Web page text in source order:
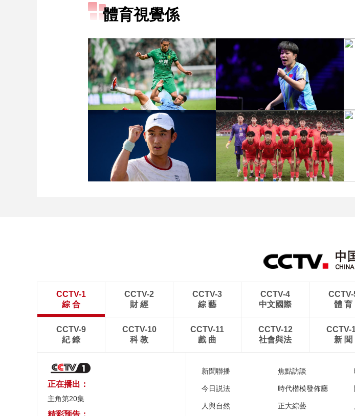
體育視覺係
[图]张玉宁传射达万双响
北京国安4-0深圳新鹏城
[图]王艺迪3-1胜郑怡静 晋
级WTT横滨冠军赛女单8
强
CCTV-1
綜 合
CCTV-2
財 經
CCTV-3
綜 藝
CCTV-4
中文國際
CCTV-
體 育
CCTV-9
紀 錄
CCTV-10
科 教
CCTV-11
戲 曲
CCTV-12
社會與法
CCTV-
新 聞
正在播出：
主角第20集
精彩预告：
新聞聯播 焦點訪談
今日説法 時代楷模發佈廳
人與自然 正大綜藝